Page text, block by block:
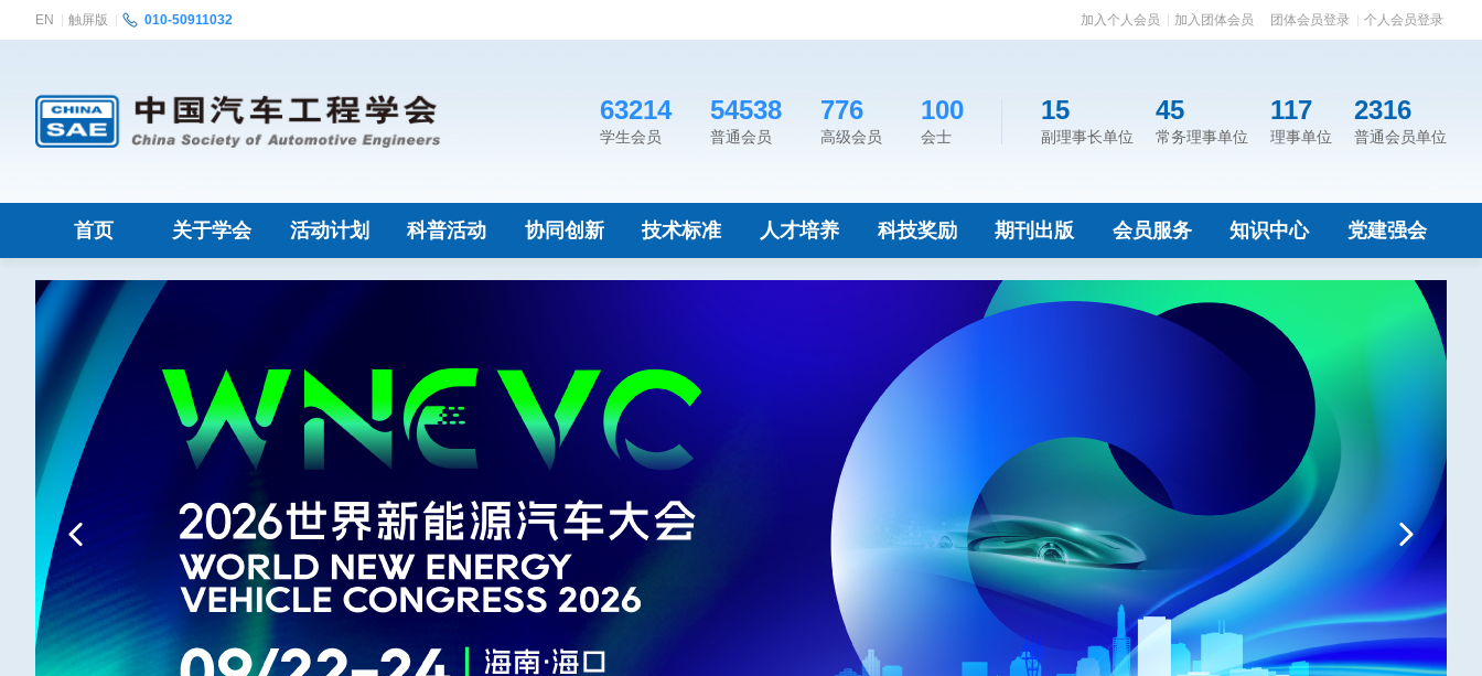
EN 触屏版 010-50911032 团体会员登录 个人会员登录
加入个人会员 加入团体会员
63214
学生会员
54538
普通会员
776
高级会员
100
会士
15
副理事长单位
45
常务理事单位
117
理事单位
2316
普通会员单位
首页 关于学会 活动计划 科普活动 协同创新 技术标准 人才培养 科技奖励 期刊出版 会员服务 知识中心 党建强会
Previous Next